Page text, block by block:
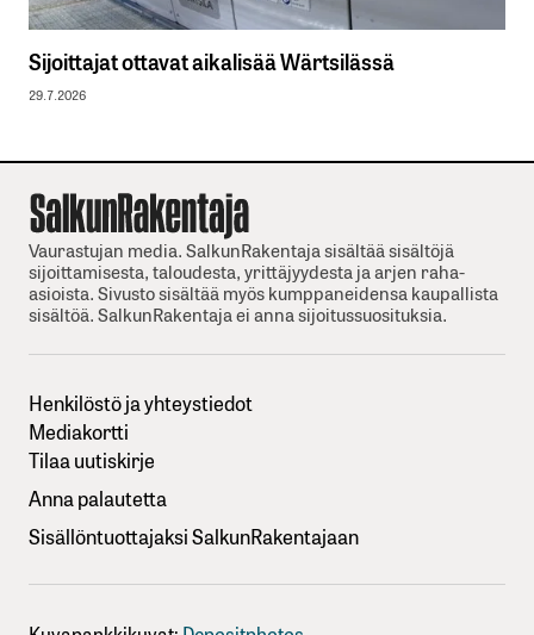
Sijoittajat ottavat aikalisää Wärtsilässä
29.7.2026
Vaurastujan media. SalkunRakentaja sisältää sisältöjä
sijoittamisesta, taloudesta, yrittäjyydesta ja arjen raha-
asioista. Sivusto sisältää myös kumppaneidensa kaupallista
sisältöä. SalkunRakentaja ei anna sijoitussuosituksia.
Henkilöstö ja yhteystiedot
Mediakortti
Tilaa uutiskirje
Anna palautetta
Sisällöntuottajaksi SalkunRakentajaan